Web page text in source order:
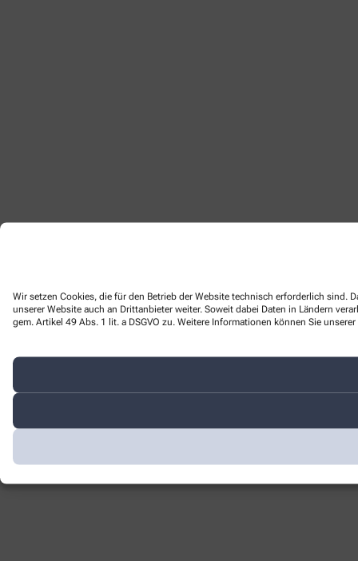
Wir setzen Cookies, die für den Betrieb der Website technisch erforderlich sind.
unserer Website auch an Drittanbieter weiter. Soweit dabei Daten in Ländern
gem. Artikel 49 Abs. 1 lit. a DSGVO zu. Weitere Informationen können Sie unserer